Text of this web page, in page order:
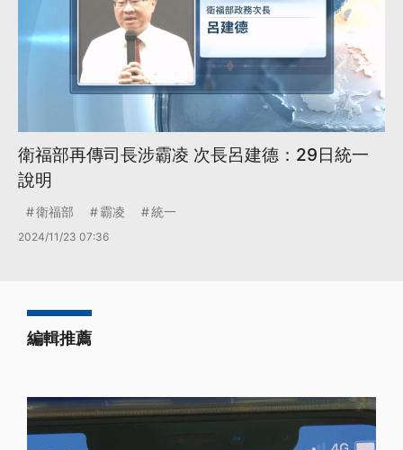
衛福部再傳司長涉霸凌 次長呂建德：29日統一
說明
衛福部 霸凌 統一
2024/11/23 07:36
編輯推薦